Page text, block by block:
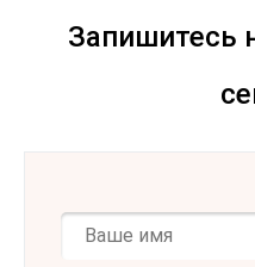
Запишитесь
Имя